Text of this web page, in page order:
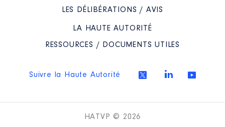
LES DÉLIBÉRATIONS / AVIS
LA HAUTE AUTORITÉ
RESSOURCES / DOCUMENTS UTILES
Suivre la Haute Autorité
HATVP © 2026